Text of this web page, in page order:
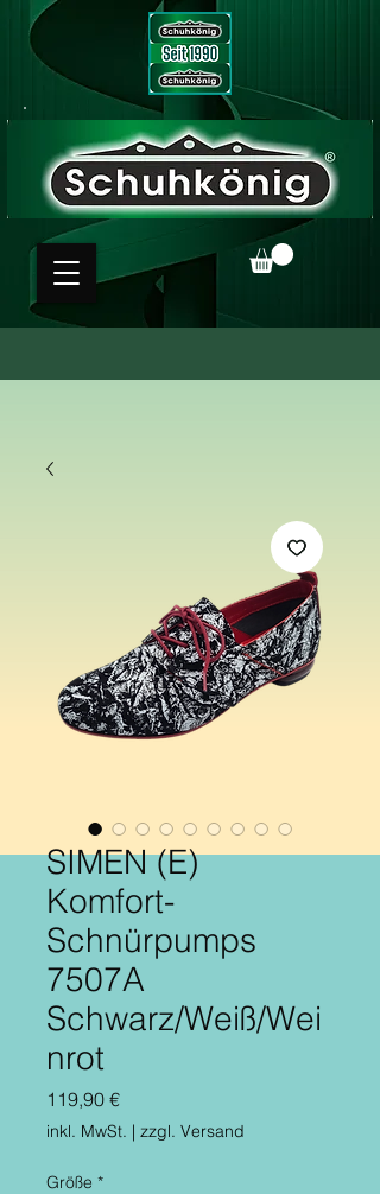
SIMEN (E)
Komfort-
Schnürpumps
7507A
Schwarz/Weiß/Wei
nrot
119,90 €Preis
inkl. MwSt. | zzgl. Versand
Größe *